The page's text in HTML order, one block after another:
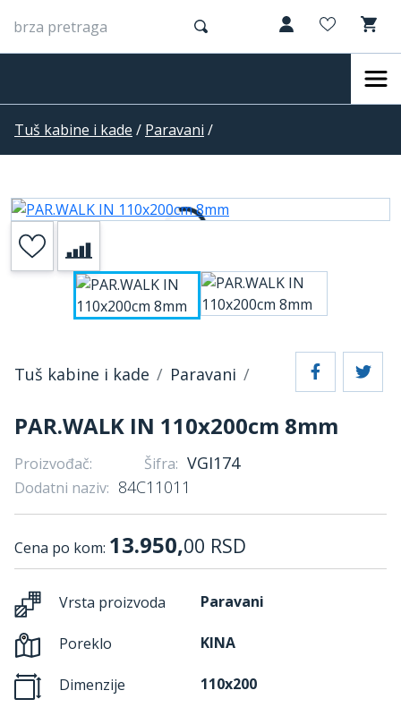
Tuš kabine i kade / Paravani /
Tuš kabine i kade Paravani
PAR.WALK IN 110x200cm 8mm
Proizvođač: Šifra: VGI174
Dodatni naziv: 84C11011
Cena po kom: 13.950,00 RSD
Vrsta proizvoda Paravani
Poreklo KINA
Dimenzije 110x200